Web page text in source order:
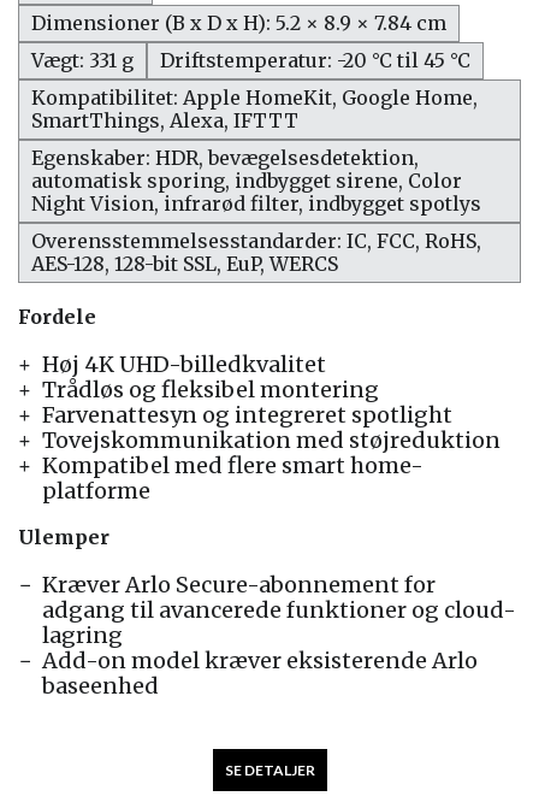
Fordele
Høj 4K UHD-billedkvalitet
Trådløs og fleksibel montering
Farvenattesyn og integreret spotlight
Tovejskommunikation med støjreduktion
Kompatibel med flere smart home-
platforme
Ulemper
Kræver Arlo Secure-abonnement for
adgang til avancerede funktioner og cloud-
lagring
Add-on model kræver eksisterende Arlo
baseenhed
Dimensioner (B x D x H): 5.2 × 8.9 × 7.84 cm
Vægt: 331 g
Driftstemperatur: -20 °C til 45 °C
Kompatibilitet: Apple HomeKit, Google Home,
SmartThings, Alexa, IFTTT
Egenskaber: HDR, bevægelsesdetektion,
automatisk sporing, indbygget sirene, Color
Night Vision, infrarød filter, indbygget spotlys
Overensstemmelsesstandarder: IC, FCC, RoHS,
AES-128, 128-bit SSL, EuP, WERCS
SE DETALJER